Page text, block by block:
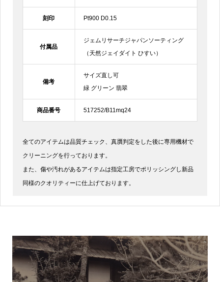
全てのアイテムは品質チェック、真贋判定をした後に専用機材で
クリーニングを行っております。
また、傷や汚れがあるアイテムは指定工房でポリッシングし新品
同様のクオリティーに仕上げております。
刻印 Pt900 D0.15
付属品
ジェムリサーチジャパンソーティング
（天然ジェイダイト ひすい）
備考
サイズ直し可
緑 グリーン 翡翠
商品番号 517252/B11mq24